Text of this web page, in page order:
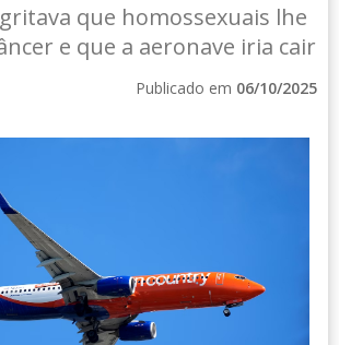
que homossexuais lhe
e que a aeronave iria cair
Publicado em 06/10/2025